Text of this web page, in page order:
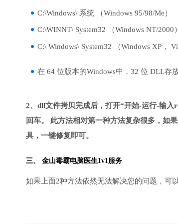
C:\Windows\ 系统 （Windows 95/98/Me）
C:\WINNT\ System32 （Windows NT/2000）
C:\ Windows\ System32 （Windows XP，
在 64 位版本的Windows中，32 位 DLL存
2、dll文件拷贝完成后，打开“开始-运行-输入
回车。 此方法相对第一种方法复杂很多，如
具，一键修复即可。
三、 金山毒霸电脑医生1v1服务
如果上面2种方法依然无法解决您的问题，可